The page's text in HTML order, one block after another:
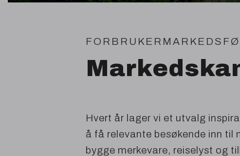
Hvert år lager vi et utvalg
å få relevante besøkende inn til
bygge merkevare, reiselyst og